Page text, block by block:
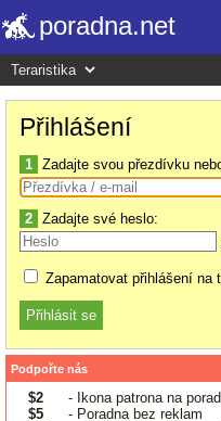
poradna.net
Přihlášení
1 Zadajte svou přezdívku
2 Zadajte své heslo:
Zapamatovat přihlášení na
Podpořte nás
$2
- Ikona patrona na
$5
- Poradna bez reklam